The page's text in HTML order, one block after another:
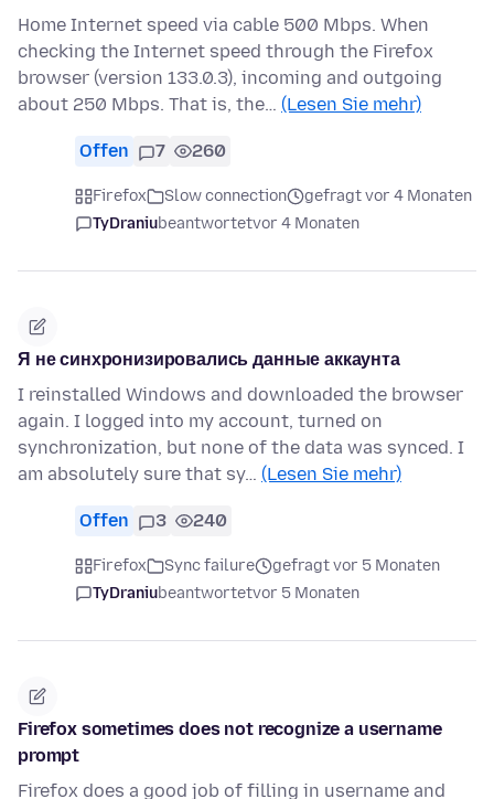
Home Internet speed via cable 500 Mbps. When
checking the Internet speed through the Firefox
browser (version 133.0.3), incoming and outgoing
about 250 Mbps. That is, the… (Lesen Sie mehr)
Offen 7 260
Firefox Slow connection
gefragt vor 4 Monaten
TyDraniubeantwortetvor 4 Monaten
Я не синхронизировались данные аккаунта
I reinstalled Windows and downloaded the browser
again. I logged into my account, turned on
synchronization, but none of the data was synced. I
am absolutely sure that sy… (Lesen Sie mehr)
Offen 3 240
Firefox Sync failure
gefragt vor 5 Monaten
TyDraniubeantwortetvor 5 Monaten
Firefox sometimes does not recognize a username
prompt
Firefox does a good job of filling in username and